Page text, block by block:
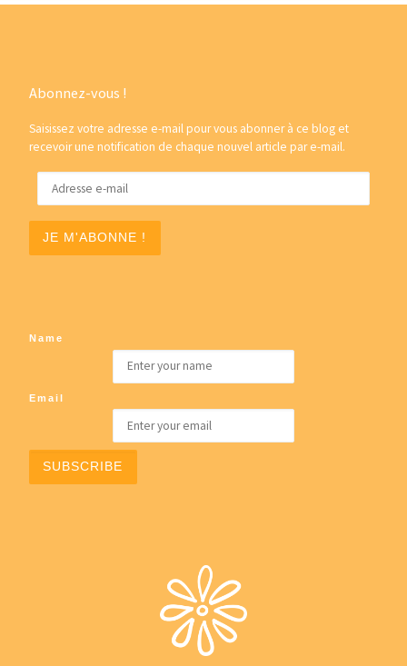
Abonnez-vous !
Saisissez votre adresse e-mail pour vous abonner à ce blog et
recevoir une notification de chaque nouvel article par e-mail.
JE M'ABONNE !
Name
Email